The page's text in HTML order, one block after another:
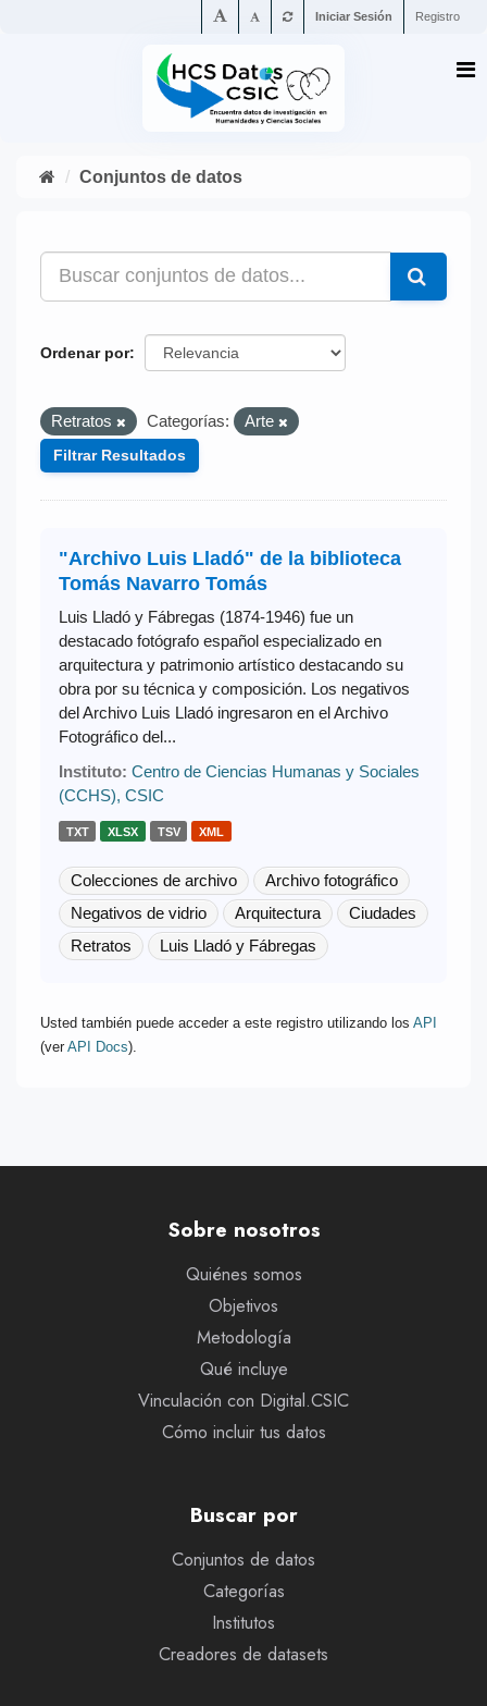
Iniciar Sesión Registro
Conjuntos de datos
Ordenar por
Retratos Categorías: Arte
Filtrar Resultados
"Archivo Luis Lladó" de la biblioteca
Tomás Navarro Tomás
Luis Lladó y Fábregas (1874-1946) fue un
destacado fotógrafo español especializado en
arquitectura y patrimonio artístico destacando su
obra por su técnica y composición. Los negativos
del Archivo Luis Lladó ingresaron en el Archivo
Fotográfico del...
Instituto: Centro de Ciencias Humanas y Sociales
(CCHS), CSIC
TXT XLSX TSV XML
Colecciones de archivo
Archivo fotográfico
Negativos de vidrio
Arquitectura
Ciudades
Retratos
Luis Lladó y Fábregas
Usted también puede acceder a este registro utilizando los API
(ver API Docs).
Sobre nosotros
Quiénes somos
Objetivos
Metodología
Qué incluye
Vinculación con Digital.CSIC
Cómo incluir tus datos
Buscar por
Conjuntos de datos
Categorías
Institutos
Creadores de datasets